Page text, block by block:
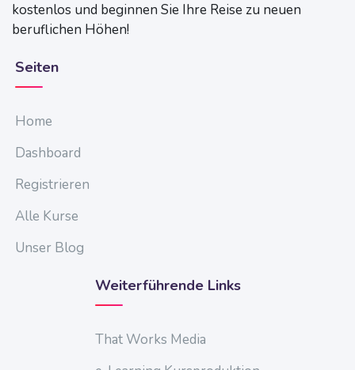
kostenlos und beginnen Sie Ihre Reise zu neuen
beruflichen Höhen!
Seiten
Home
Dashboard
Registrieren
Alle Kurse
Unser Blog
Weiterführende Links
That Works Media